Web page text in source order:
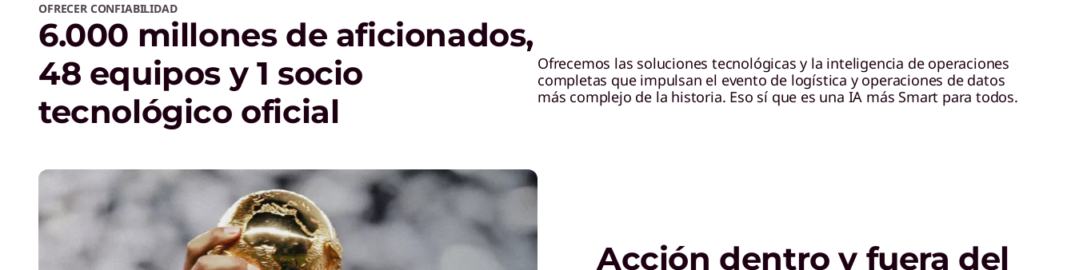
OFRECER CONFIABILIDAD
6.000 millones de aficionados,
48 equipos y 1 socio
tecnológico oficial
Ofrecemos las soluciones tecnológicas y la inteligencia de operaciones
completas que impulsan el evento de logística y operaciones de datos
más complejo de la historia. Eso sí que es una IA más Smart para todos.
Acción dentro y fuera del